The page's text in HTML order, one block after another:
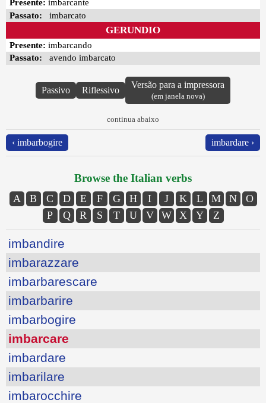
Presente: imbarcante
Passato: imbarcato
GERUNDIO
Presente: imbarcando
Passato: avendo imbarcato
Passivo Riflessivo
Versão para a impressora
(em janela nova)
continua abaixo
‹ imbarbogire imbardare ›
Browse the Italian verbs
A B C D E F G H I J K L M N
O
P
Q R S T U V W X Y Z
imbandire
imbarazzare
imbarbarescare
imbarbarire
imbarbogire
imbarcare
imbardare
imbarilare
imbarocchire